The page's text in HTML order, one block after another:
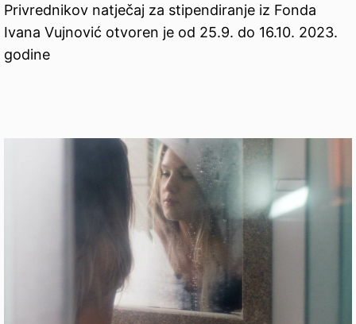
Privrednikov natječaj za stipendiranje iz Fonda
Ivana Vujnović otvoren je od 25.9. do 16.10. 2023.
godine